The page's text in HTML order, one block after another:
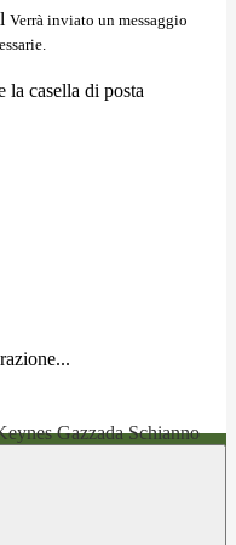
Verrà inviato un messaggio
la casella di posta